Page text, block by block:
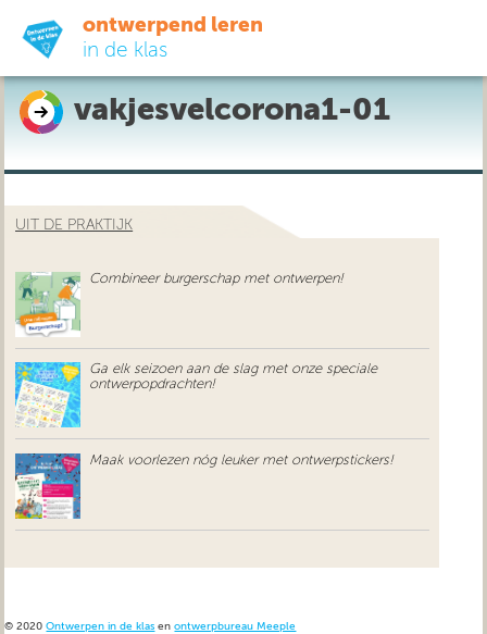
ontwerpend leren
in de klas
ready-to-go
do-it-yourself
uit de praktijk
over ons
vakjesvelcorona1-01
UIT DE PRAKTIJK
Combineer burgerschap met ontwerpen!
Ga elk seizoen aan de slag met onze speciale
ontwerpopdrachten!
Maak voorlezen nóg leuker met ontwerpstickers!
© 2020Ontwerpen in de klas enontwerpbureau Meeple